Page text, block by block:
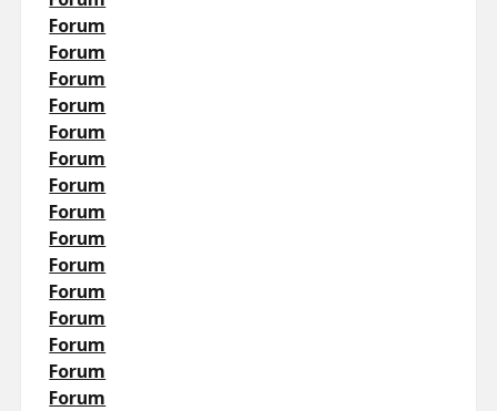
Forum
Forum
Forum
Forum
Forum
Forum
Forum
Forum
Forum
Forum
Forum
Forum
Forum
Forum
Forum